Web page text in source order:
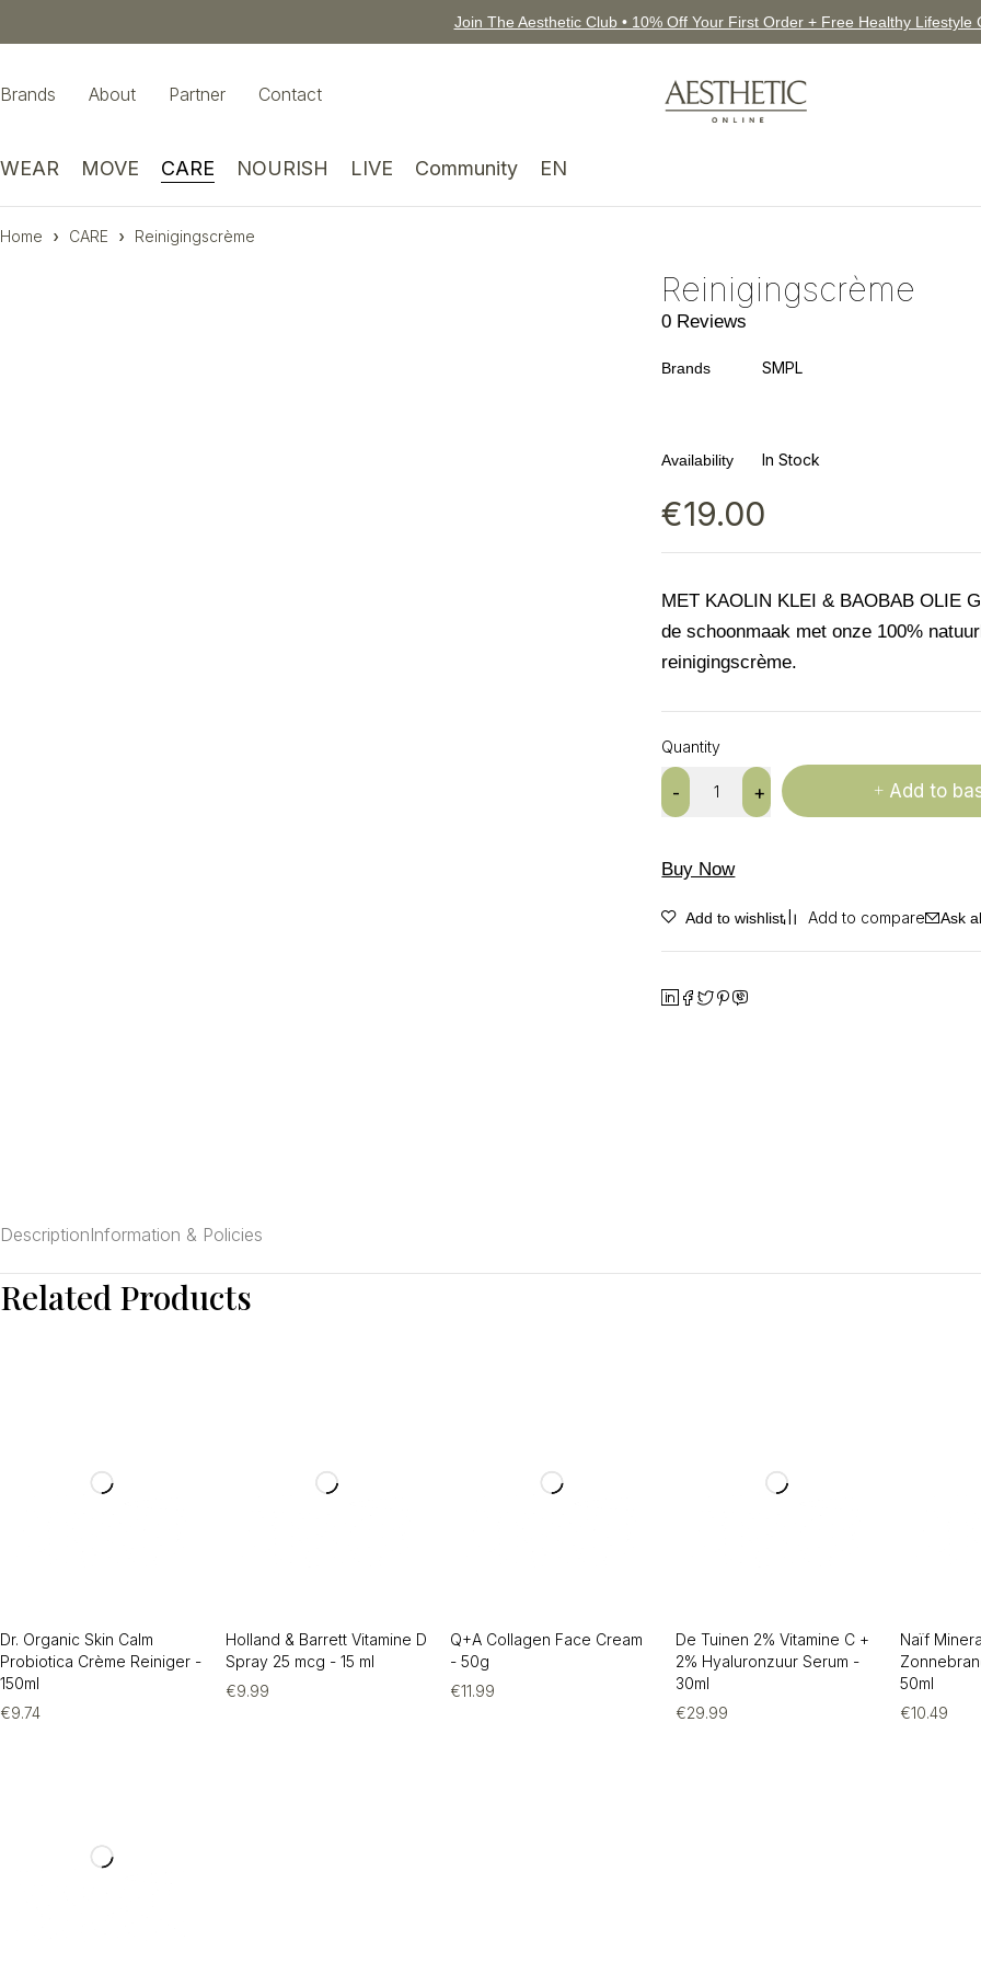
Join The Aesthetic Club • 10% Off Your First Order + Free Healthy Lifestyle
Brands About Partner Contact
WEAR MOVE CARE NOURISH LIVE Community EN
Home CARE Reinigingscrème
Reinigingscrème
0 Reviews
Brands SMPL
Availability In Stock
€19.00
MET KAOLIN KLEI & BAOBAB OLIE
de schoonmaak met onze 100%
reinigingscrème.
Quantity
Add to
Buy Now
Ask
DescriptionInformation & Policies
Related Products
Dr. Organic Skin Calm
Probiotica Crème Reiniger -
150ml
€9.74
Holland & Barrett Vitamine D
Spray 25 mcg - 15 ml
€9.99
Q+A Collagen Face Cream
- 50g
€11.99
De Tuinen 2% Vitamine C +
2% Hyaluronzuur Serum -
30ml
€29.99
Naïf
50ml
€10.49